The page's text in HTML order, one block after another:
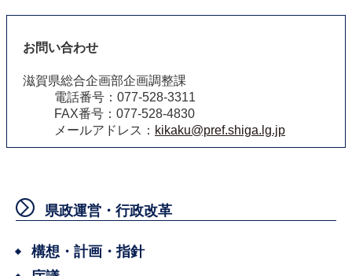
お問い合わせ
滋賀県総合企画部企画調整課
電話番号：077-528-3311
FAX番号：077-528-4830
メールアドレス： kikaku@pref.shiga.lg.jp
県政運営・行政改革
構想・計画・指針